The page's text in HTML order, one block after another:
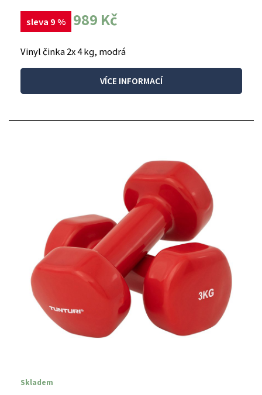
sleva 9 % 989 Kč
Vinyl činka 2x 4 kg, modrá
VÍCE INFORMACÍ
Skladem